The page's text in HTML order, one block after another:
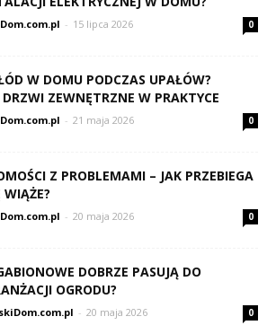
- 15 lipca 2026 0
W DOMU PODCZAS UPAŁÓW?
DRZWI ZEWNĘTRZNE W PRAKTYCE
- 21 maja 2026 0
Z PROBLEMAMI – JAK PRZEBIEGA
WIĄŻE?
- 20 maja 2026 0
DOBRZE PASUJĄ DO
OGRODU?
- 20 maja 2026 0